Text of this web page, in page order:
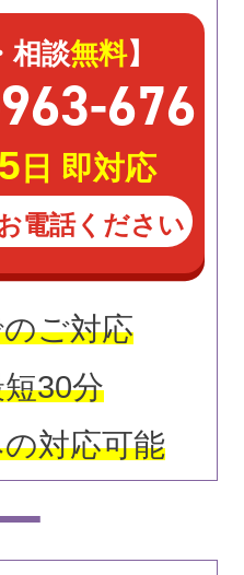
相談無料】
963-676
日 即対応
電話ください
ご対応
30分
対応可能